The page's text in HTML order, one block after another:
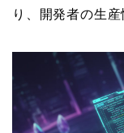
り、開発者の生